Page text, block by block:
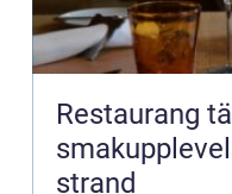
Restaurang
strand